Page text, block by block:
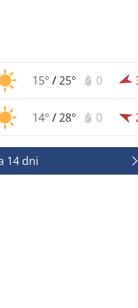
15° /25° 0
14° /28° 0
14 dni